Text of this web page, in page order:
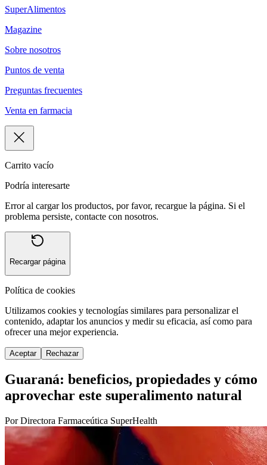
SuperAlimentos
Magazine
Sobre nosotros
Puntos de venta
Preguntas frecuentes
Venta en farmacia
Carrito vacío
Podría interesarte
Error al cargar los productos, por favor, recargue la página. Si el
problema persiste, contacte con nosotros.
Recargar página
Política de cookies
Utilizamos cookies y tecnologías similares para personalizar el
contenido, adaptar los anuncios y medir su eficacia, así como para
ofrecer una mejor experiencia.
Aceptar Rechazar
Guaraná: beneficios, propiedades y cómo
aprovechar este superalimento natural
Por Directora Farmaceútica SuperHealth